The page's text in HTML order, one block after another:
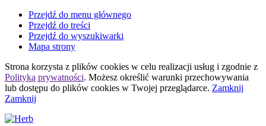
Przejdź do menu głównego
Przejdź do treści
Przejdź do wyszukiwarki
Mapa strony
Strona korzysta z plików cookies w celu realizacji usług i zgodnie z
Polityką prywatności. Możesz określić warunki przechowywania
lub dostępu do plików cookies w Twojej przeglądarce. Zamknij
Zamknij